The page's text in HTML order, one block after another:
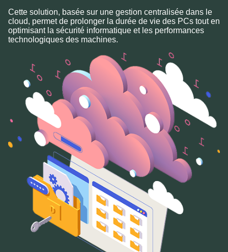
Cette solution, basée sur une gestion centralisée dans le
cloud, permet de prolonger la durée de vie des PCs tout en
optimisant la sécurité informatique et les performances
technologiques des machines.